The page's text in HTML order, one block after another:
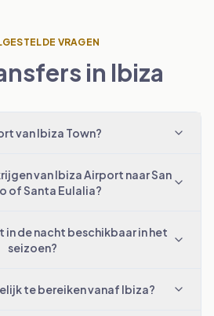
VRAGEN
in Ibiza
van Ibiza Town?
van Ibiza Airport naar San
of Santa Eulalia?
in de nacht beschikbaar in het
seizoen?
te bereiken vanaf Ibiza?